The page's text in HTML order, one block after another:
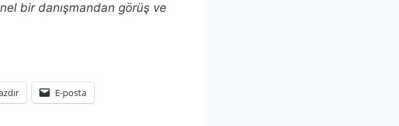
bir danışmandan görüş ve
E-posta